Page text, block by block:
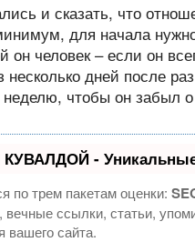
и сказать, что
для начала
он человек – если он
несколько дней
чтобы он забыл о
- Уникальные
по трем пакетам оценки:
ссылки, статьи,
вашего сайта.